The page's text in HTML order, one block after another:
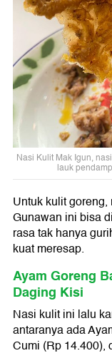
Nasi Kulit Mak Igun,
lauk
Untuk kulit
Gunawan ini bisa
rasa tak hanya
kuat meresap.
Ayam Goreng
Daging Kisi
Nasi kulit ini lalu
antaranya ada
Cumi (Rp 14.400),